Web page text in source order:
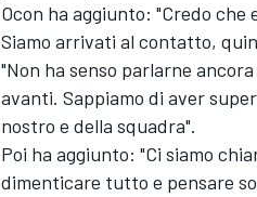
Ocon ha aggiunto: "Credo
Siamo arrivati al contatto,
"Non ha senso parlarne
avanti. Sappiamo di aver
nostro e della squadra".
Poi ha aggiunto: "Ci siamo
dimenticare tutto e pensare